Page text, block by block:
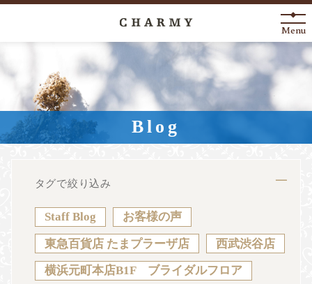
New Arrival
About
Engagement Ring
Anniversary
Menu
Blog
タグで絞り込み
Staff Blog お客様の声
東急百貨店 たまプラーザ店 西武渋谷店
横浜元町本店B1F ブライダルフロア